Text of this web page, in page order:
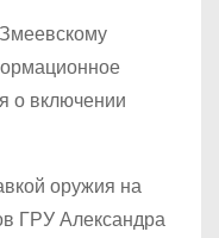
о включении
оружия на
ГРУ Александра